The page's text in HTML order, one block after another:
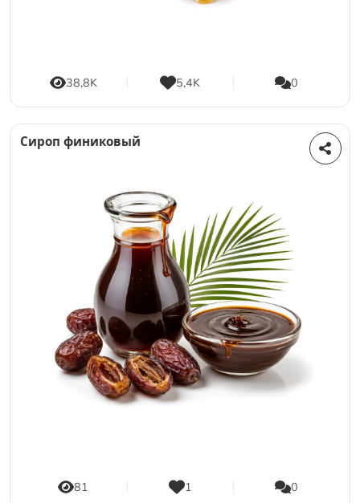
38,8K 5,4K 0
Сироп финиковый
81 1 0